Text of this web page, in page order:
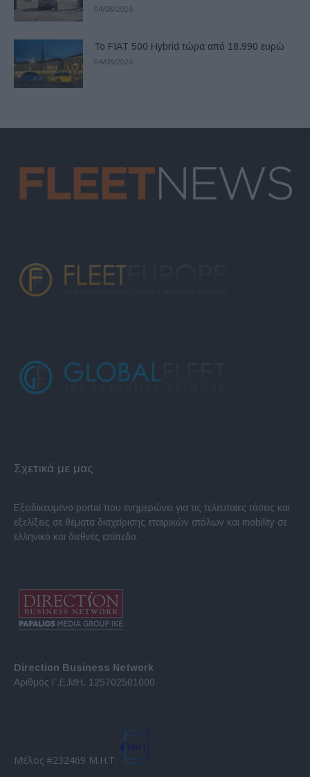
04/08/2026
Το FIAT 500 Hybrid τώρα από 18.990 ευρώ
04/08/2026
Σχετικά με μας
Εξειδικευμένο portal που ενημερώνει για τις τελευταίες τάσεις και
εξελίξεις σε θέματα διαχείρισης εταιρικών στόλων και mobility σε
ελληνικό και διεθνές επίπεδο.
Direction Business Network
Αριθμός Γ.Ε.ΜΗ. 125702501000
Μέλος #232469 Μ.Η.Τ.